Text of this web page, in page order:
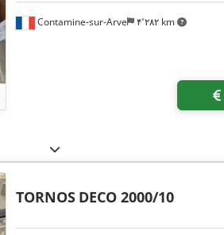
Contamine-sur-Arve ۴٬۲۸۲ km
TORNOS DECO 2000/10